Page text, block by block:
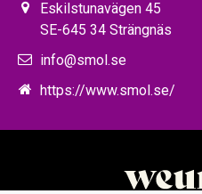
Eskilstunavägen 45
SE-645 34 Strängnäs
info@smol.se
https://www.smol.se/